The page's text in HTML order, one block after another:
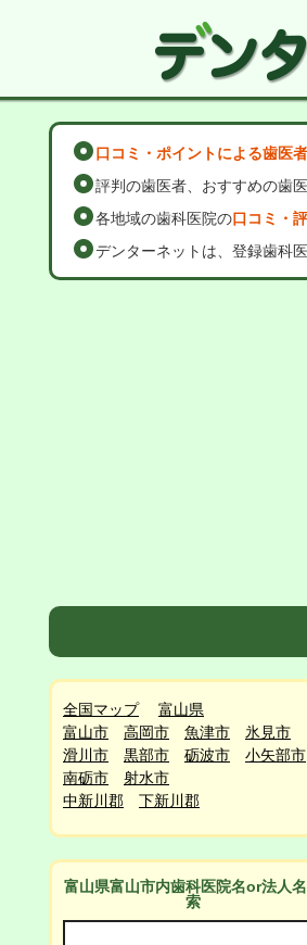
口コミ・ポイントによる歯医
評判の歯医者、おすすめの歯
各地域の歯科医院の口コミ・
デンターネットは、登録歯科
全国マップ
富山県
富山市
高岡市 魚津市
氷見市
滑川市
黒部市 砺波市
小矢部市
南砺市
射水市
中新川郡
下新川郡
富山県富山市内歯科医院名or法人
索